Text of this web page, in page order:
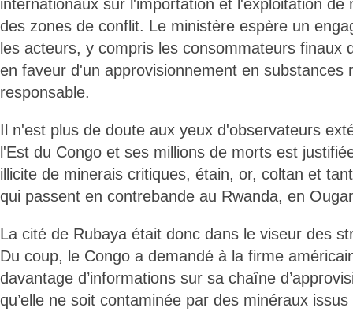
internationaux sur l'importation et l'exploitation de
des zones de conflit. Le ministère espère un
les acteurs, y compris les consommateurs finaux
en faveur d'un approvisionnement en substances
responsable.
Il n'est plus de doute aux yeux d'observateurs
l'Est du Congo et ses millions de morts est
illicite de minerais critiques, étain, or, coltan et
qui passent en contrebande au Rwanda, en
La cité de Rubaya était donc dans le viseur des
Du coup, le Congo a demandé à la firme
davantage d’informations sur sa chaîne
qu’elle ne soit contaminée par des minéraux